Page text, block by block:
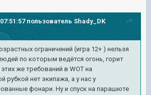
пользователь Shady_DK
ограничений (игра 12+ ) нельзя
по которым ведётся огонь, горит
же требований в WOT на
рубкой нет экипажа, а у нас у
фонари. Ну и спуск на парашюте